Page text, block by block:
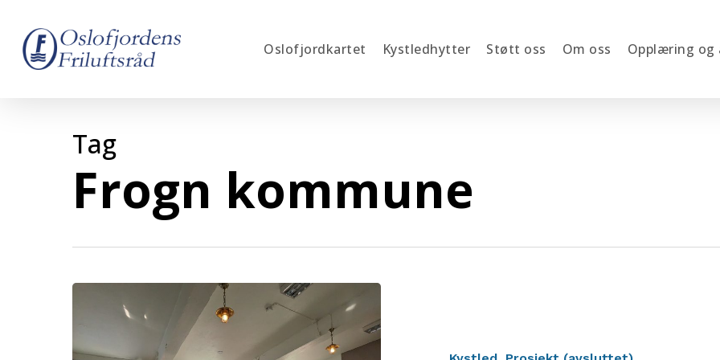
main
content
Oslofjordkartet Kystledhytter Støtt oss Om oss Opplæring og
Tag
Frogn kommune